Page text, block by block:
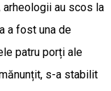
au scos la
a fost una de
patru porți ale
s-a stabilit